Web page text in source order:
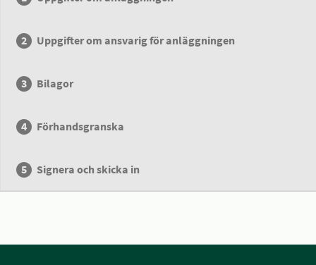
Uppgifter om ansvarig för anläggningen
Bilagor
Förhandsgranska
Signera och skicka in